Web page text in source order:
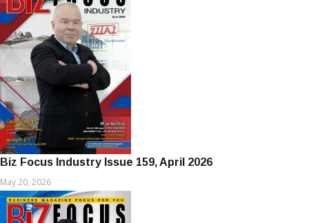
Biz Focus Industry Issue 159, April 2026
May 20, 2026